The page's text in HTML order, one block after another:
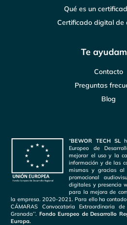
Qué es un
Certificado digital de
Te
Contacto
Preguntas
Blog
“BEWOR TECH SL
Europeo de
mejorar el uso y la
información y de las
mismas y gracias al
promocional
digitales y presencia
para la mejora de
la empresa. 2020-2021. Para ello ha
CÁMARAS Convocatoria Extraordinaria
Granada’’. Fondo Europeo de Desarrollo
Europa.